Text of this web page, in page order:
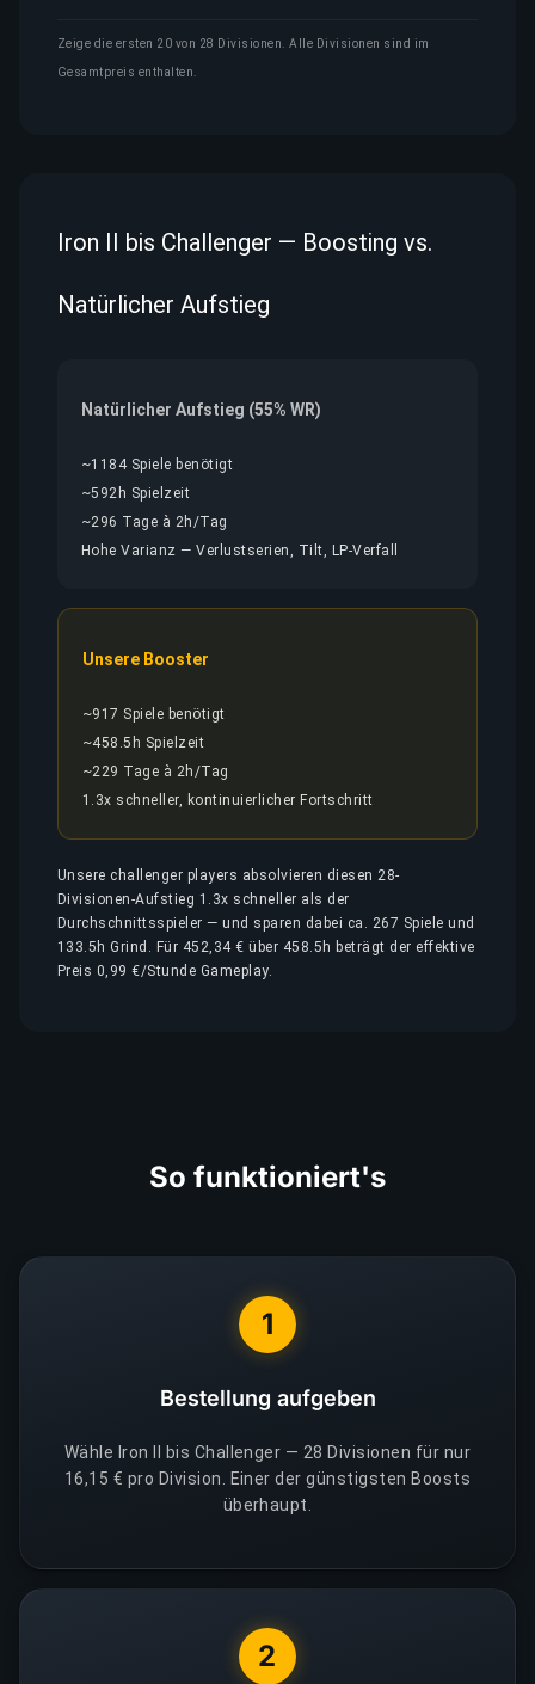
Zeige die ersten 20 von 28 Divisionen. Alle Divisionen sind im
Gesamtpreis enthalten.
Iron II bis Challenger — Boosting vs.
Natürlicher Aufstieg
Natürlicher Aufstieg (55% WR)
~1184 Spiele benötigt
~592h Spielzeit
~296 Tage à 2h/Tag
Hohe Varianz — Verlustserien, Tilt, LP-Verfall
Unsere Booster
~917 Spiele benötigt
~458.5h Spielzeit
~229 Tage à 2h/Tag
1.3x schneller, kontinuierlicher Fortschritt
Unsere challenger players absolvieren diesen 28-
Divisionen-Aufstieg 1.3x schneller als der
Durchschnittsspieler — und sparen dabei ca. 267 Spiele und
133.5h Grind. Für 452,34 € über 458.5h beträgt der effektive
Preis 0,99 €/Stunde Gameplay.
So funktioniert's
1
Bestellung aufgeben
Wähle Iron II bis Challenger — 28 Divisionen für nur
16,15 € pro Division. Einer der günstigsten Boosts
überhaupt.
2